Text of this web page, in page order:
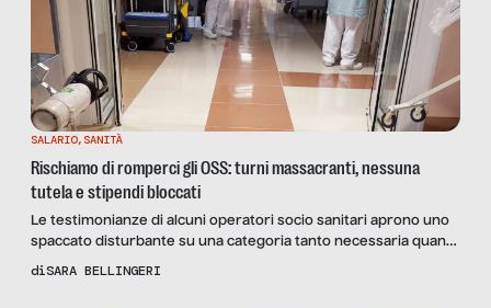
SALARIO, SANITÀ
Rischiamo di romperci gli OSS: turni massacranti, nessuna
tutela e stipendi bloccati
Le testimonianze di alcuni operatori socio sanitari aprono uno
spaccato disturbante su una categoria tanto necessaria quanto
data per scontata.
diSARA BELLINGERI